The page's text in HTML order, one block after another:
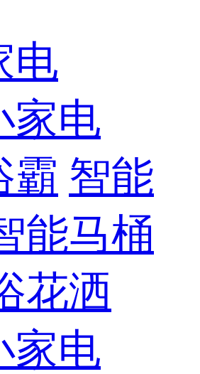
电
家电
霸 智能
能马桶
花洒
家电